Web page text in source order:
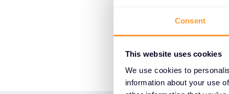
Consent
This website uses cookies
We use cookies to
information about your use
geht es zur